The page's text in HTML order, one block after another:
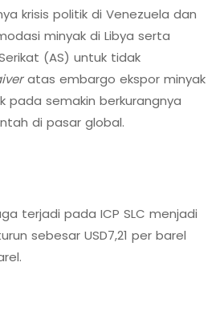
krisis politik di Venezuela dan
minyak di Libya serta
(AS) untuk tidak
atas embargo ekspor minyak
pada semakin berkurangnya
di pasar global.
terjadi pada ICP SLC menjadi
sebesar USD7,21 per barel